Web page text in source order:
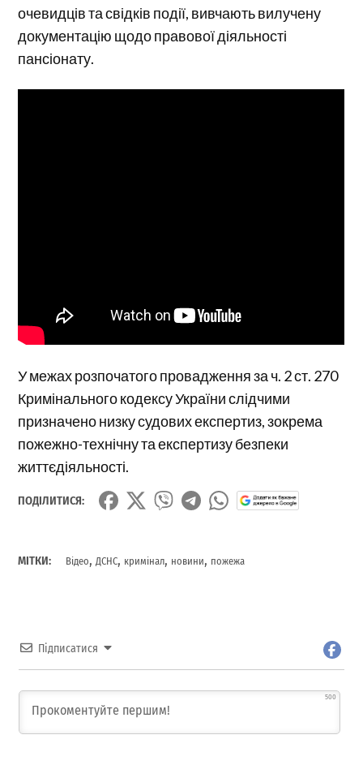
очевидців та свідків події, вивчають вилучену
документацію щодо правової діяльності
пансіонату.
У межах розпочатого провадження за ч. 2 ст. 270
Кримінального кодексу України слідчими
призначено низку судових експертиз, зокрема
пожежно-технічну та експертизу безпеки
життєдіяльності.
ПОДІЛИТИСЯ:
МІТКИ: Відео,ДСНС, кримінал, новини, пожежа
Підписатися
500